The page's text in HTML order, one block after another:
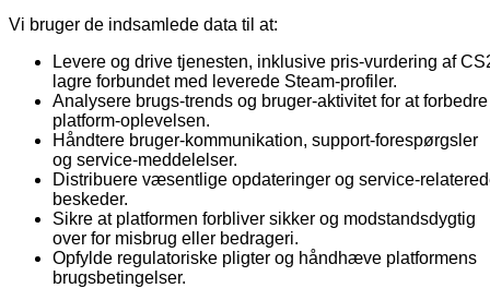
Vi bruger de indsamlede data til at:
Levere og drive tjenesten, inklusive pris-vurdering af
lagre forbundet med leverede Steam-profiler.
Analysere brugs-trends og bruger-aktivitet for at forbedre
platform-oplevelsen.
Håndtere bruger-kommunikation, support-forespørgsler
og service-meddelelser.
Distribuere væsentlige opdateringer og service-
beskeder.
Sikre at platformen forbliver sikker og modstandsdygtig
over for misbrug eller bedrageri.
Opfylde regulatoriske pligter og håndhæve platformens
brugsbetingelser.